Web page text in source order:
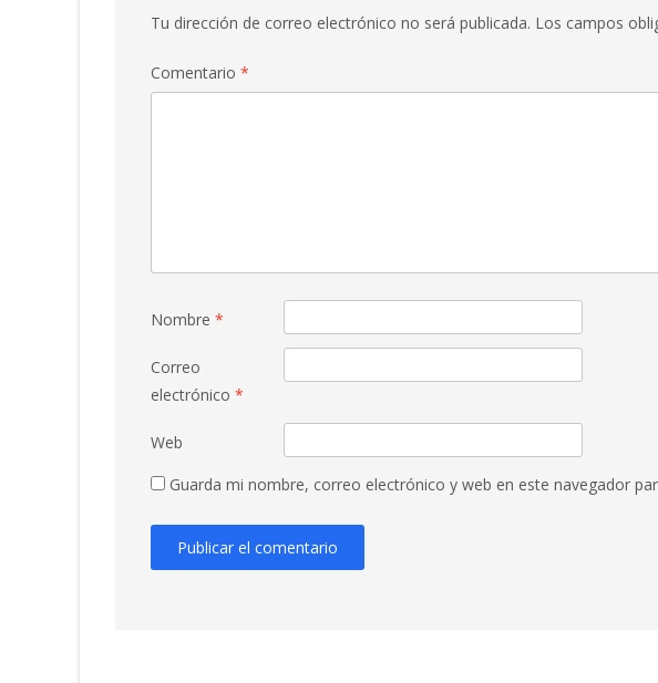
Tu dirección de correo electrónico no será publicada. Los campos
Comentario *
Nombre *
Correo
electrónico *
Web
Guarda mi nombre, correo electrónico y web en este navegador